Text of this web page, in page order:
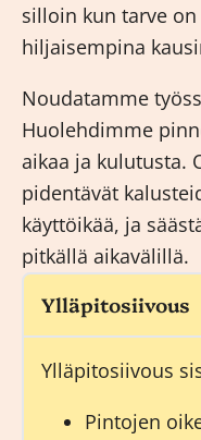
silloin kun tarve
hiljaisempina
Noudatamme
Huolehdimme
aikaa ja kulutusta.
pidentävät
käyttöikää, ja
pitkällä aikavälillä.
Ylläpitosiivous
Ylläpitosiivous
Pintojen